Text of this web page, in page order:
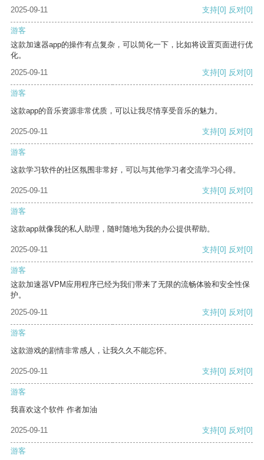
2025-09-11 支持[0] 反对[0]
游客
这款加速器app的操作有点复杂，可以简化一下，比如将设置页面进行优
化。
2025-09-11
支持[0] 反对[0]
游客
这款app的音乐资源非常优质，可以让我尽情享受音乐的魅力。
2025-09-11 支持[0] 反对[0]
游客
这款学习软件的社区氛围非常好，可以与其他学习者交流学习心得。
2025-09-11 支持[0] 反对[0]
游客
这款app就像我的私人助理，随时随地为我的办公提供帮助。
2025-09-11 支持[0] 反对[0]
游客
这款加速器VPM应用程序已经为我们带来了无限的流畅体验和安全性保
护。
2025-09-11
支持[0] 反对[0]
游客
这款游戏的剧情非常感人，让我久久不能忘怀。
2025-09-11 支持[0] 反对[0]
游客
我喜欢这个软件 作者加油
2025-09-11 支持[0] 反对[0]
游客